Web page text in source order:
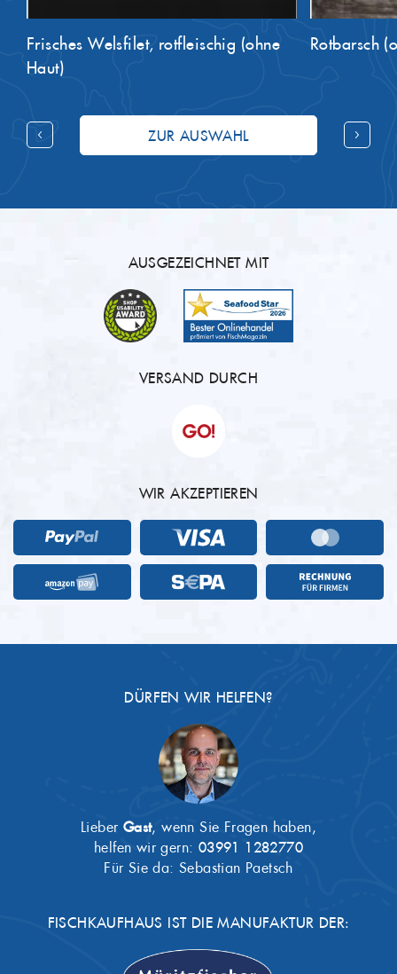
Frisches Welsfilet, rotfleischig (ohne
Haut)
Rotbarsch
ZUR AUSWAHL
AUSGEZEICHNET MIT
VERSAND DURCH
WIR AKZEPTIEREN
DÜRFEN WIR HELFEN?
Lieber Gast, wenn Sie Fragen haben,
helfen wir gern: 03991 1282770
Für Sie da: Sebastian Paetsch
FISCHKAUFHAUS IST DIE MANUFAKTUR DER: